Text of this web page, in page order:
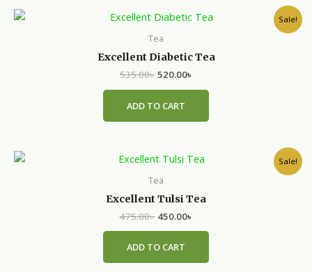
Sale!
Tea
Excellent Diabetic Tea
535.00৳
Original
was:
535.00৳ .
520.00৳
Current
ADD TO CART
Sale!
Tea
Excellent Tulsi Tea
475.00৳
Original
was:
475.00৳ .
450.00৳
Current
ADD TO CART